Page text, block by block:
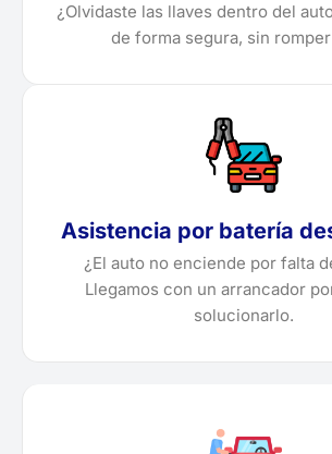
¿Olvidaste las llaves dentro del
de forma segura, sin romper
Asistencia por batería
¿El auto no enciende por falta
Llegamos con un arrancador
solucionarlo.